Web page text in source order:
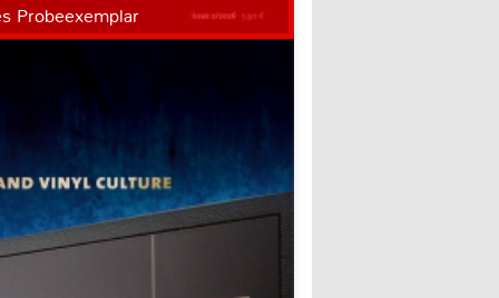
Probeexemplar